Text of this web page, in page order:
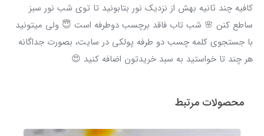
کافیه چند ثانیه بهش از نزدیک نور بتابونید تا توی شب نور سبز
ساطع کنن 🌸 شب تاب فاقد برچسب دوطرفه است 😇 ولی میتونید
با جستجوی کلمه چسب دو طرفه پولکی در سایت، بصورت جداگانه
هر چند تا خواستید به سبد خریدتون اضافه کنید 😍
محصولات مرتبط